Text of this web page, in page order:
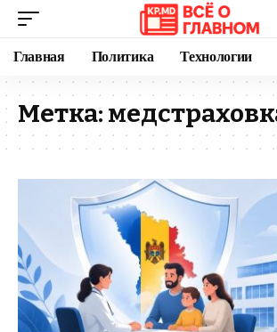
Главная Политика Технологии
Метка: